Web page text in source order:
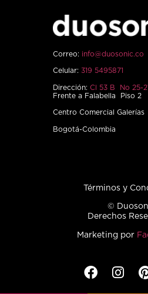
Correo: info@duosonic.co
Celular: 319 5495871
Dirección: Cl 53 B No 25-
Frente a Falabella Piso 2
Centro Comercial Galerías
Bogotá-Colombia
Términos y
©
Derechos
Marketing por